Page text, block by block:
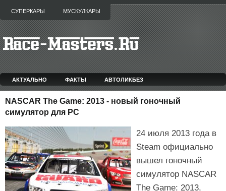
СУПЕРКАРЫ МУСКУЛКАРЫ
АКТУАЛЬНО ФАКТЫ АВТОЛИКБЕЗ
NASCAR The Game: 2013 - новый гоночный
симулятор для PC
24 июля 2013 года в
Steam официально
вышел гоночный
симулятор NASCAR
The Game: 2013,